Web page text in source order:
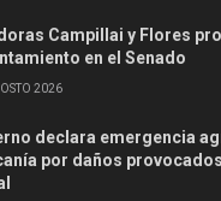
Campillai y Flores
en el Senado
2026
declara emergencia
por daños